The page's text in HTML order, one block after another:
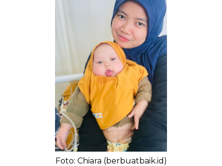
Foto: Chiara (berbuatbaik.id)